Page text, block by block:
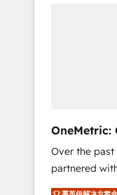
rely on for
OneMetric:
GTM
Over the past
partnered
fintech,